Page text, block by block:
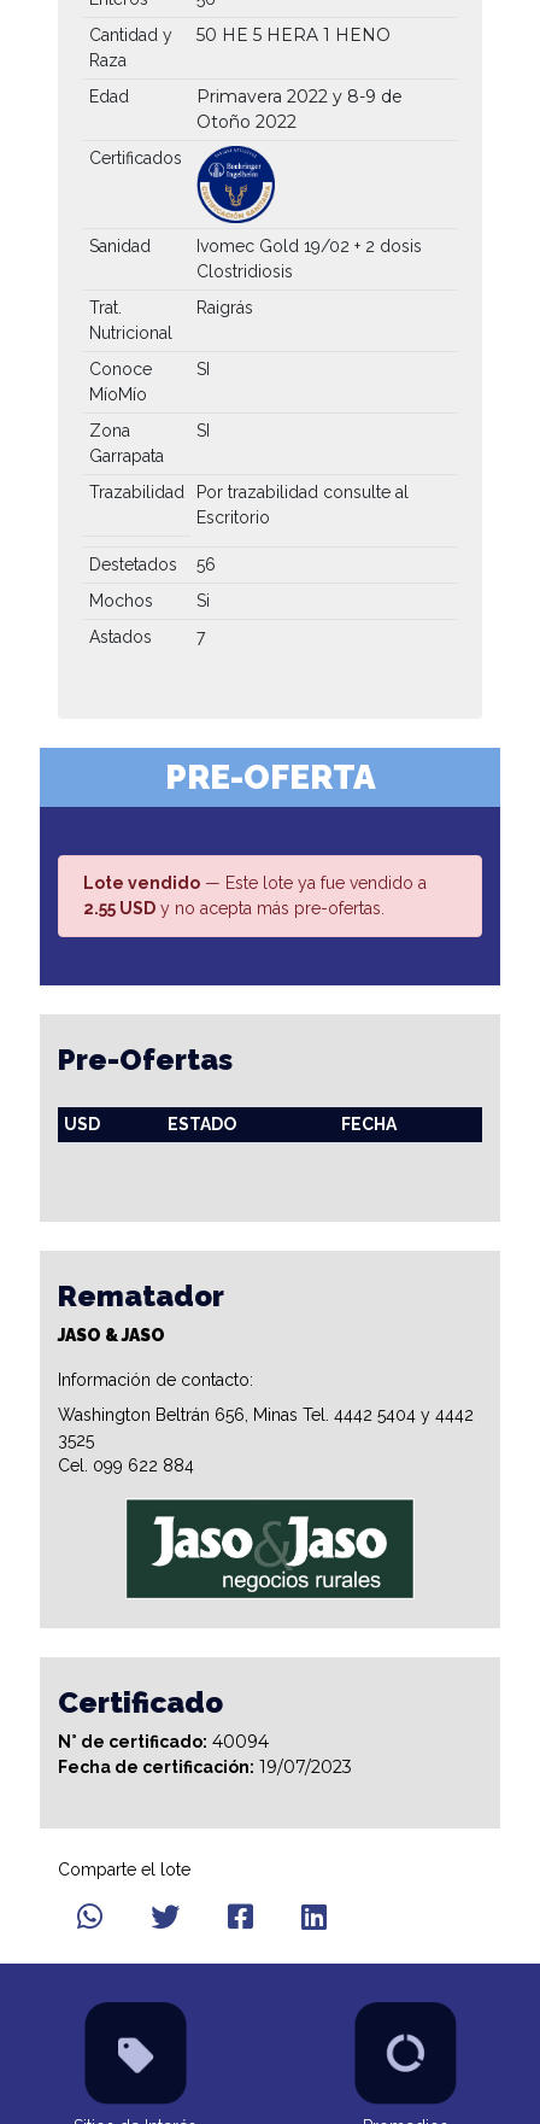
Cantidad y
Raza
50 HE 5 HERA 1 HENO
Edad
Primavera 2022 y 8-9 de
Otoño 2022
Certificados
Sanidad
Ivomec Gold 19/02 + 2 dosis
Clostridiosis
Trat.
Nutricional
Raigrás
Conoce
MíoMío
SI
Zona
Garrapata
SI
Trazabilidad
Por trazabilidad consulte al
Escritorio
Destetados
56
Mochos
Si
Astados
7
PRE-OFERTA
Lote vendido — Este lote ya fue vendido a
2.55 USD y no acepta más pre-ofertas.
Pre-Ofertas
USD ESTADO FECHA
Rematador
JASO & JASO
Información de contacto:
Washington Beltrán 656, Minas Tel. 4442 5404 y 4442
3525
Cel. 099 622 884
Certificado
N° de certificado: 40094
Fecha de certificación: 19/07/2023
Comparte el lote